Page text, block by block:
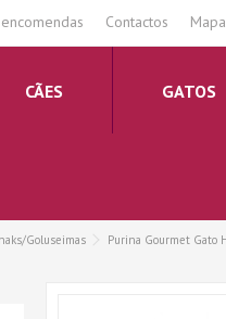
Contactos
CÃES GATOS
Goluseimas Purina Gourmet Gato